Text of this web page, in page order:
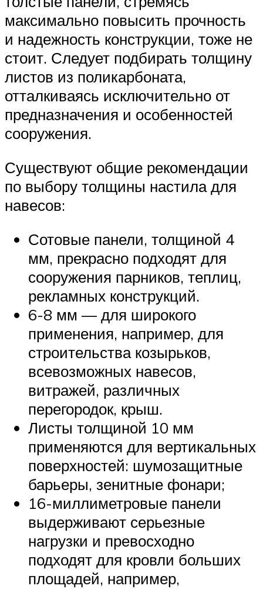
максимально повысить прочность
и надежность конструкции, тоже не
стоит. Следует подбирать толщину
листов из поликарбоната,
отталкиваясь исключительно от
предназначения и особенностей
сооружения.
Существуют общие рекомендации
по выбору толщины настила для
навесов:
Сотовые панели, толщиной 4
мм, прекрасно подходят для
сооружения парников, теплиц,
рекламных конструкций.
6-8 мм — для широкого
применения, например, для
строительства козырьков,
всевозможных навесов,
витражей, различных
перегородок, крыш.
Листы толщиной 10 мм
применяются для вертикальных
поверхностей: шумозащитные
барьеры, зенитные фонари;
16-миллиметровые панели
выдерживают серьезные
нагрузки и превосходно
подходят для кровли больших
площадей, например,